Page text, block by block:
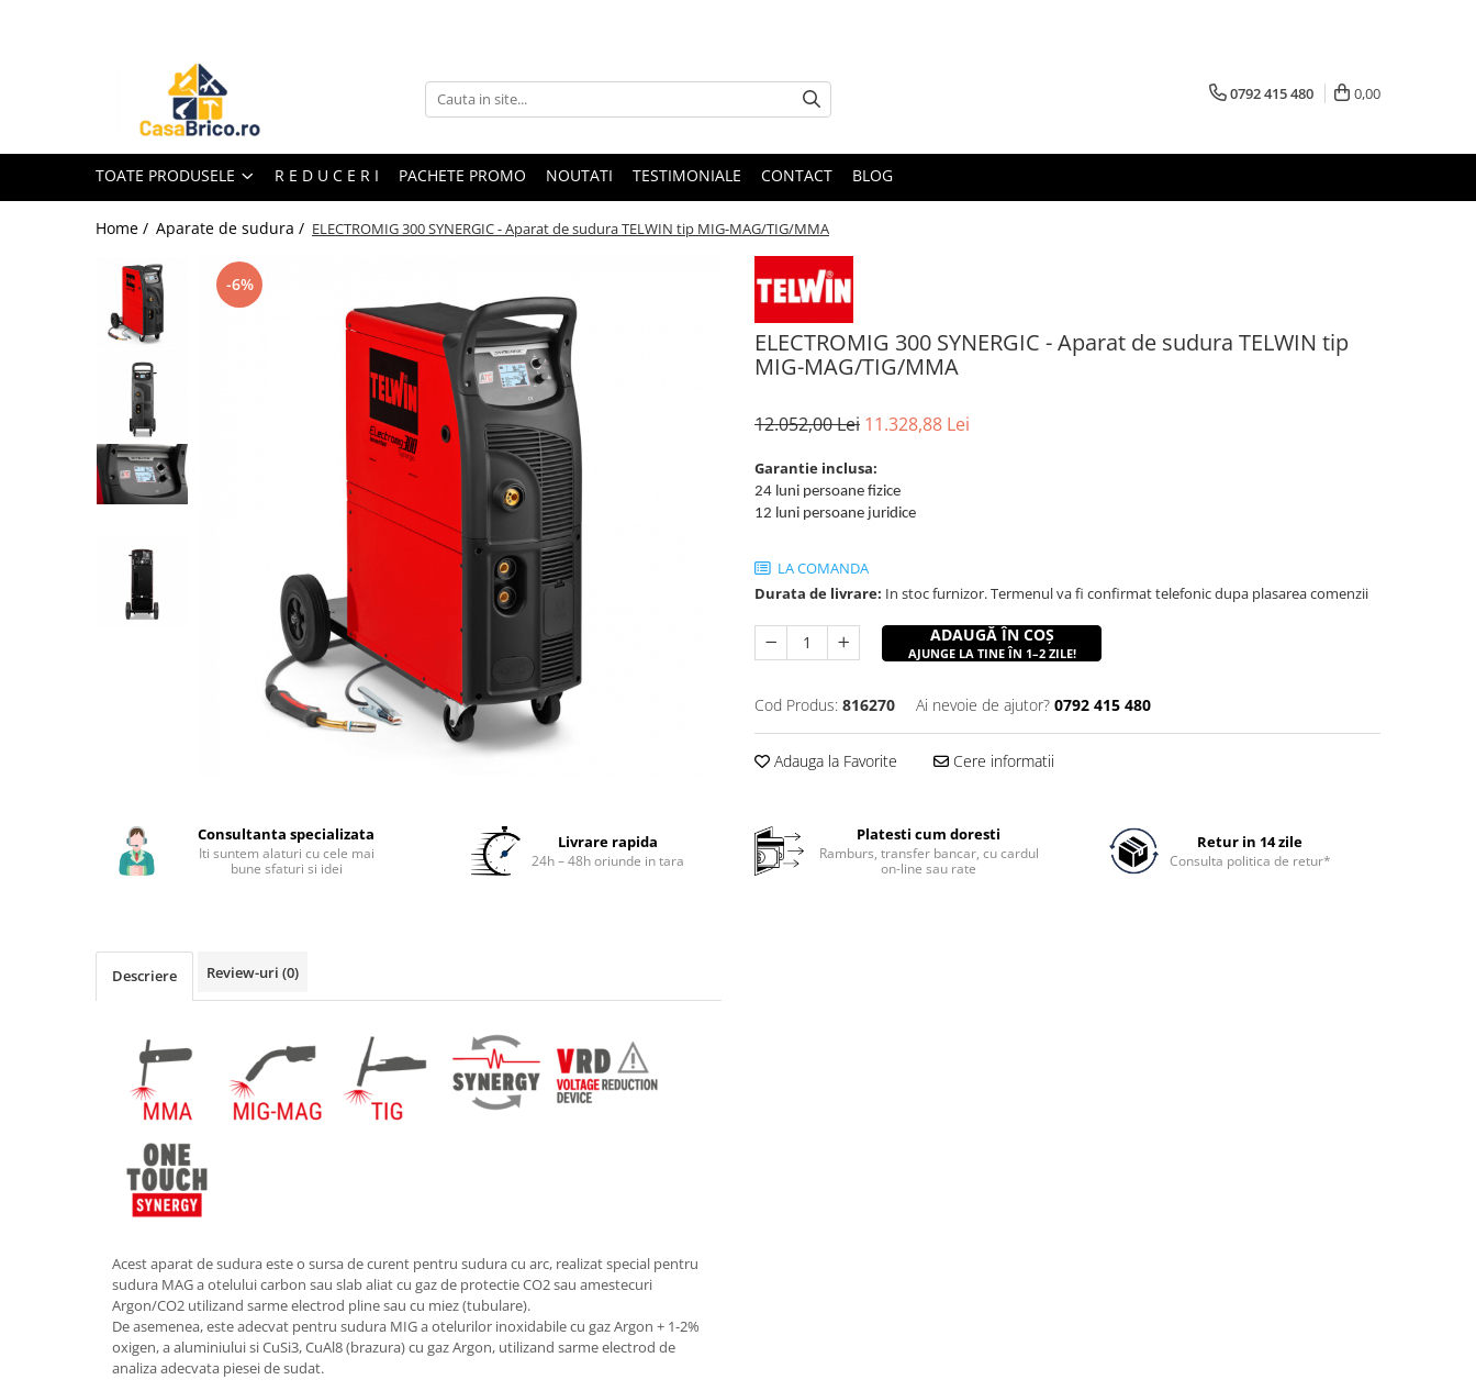
Aparate de sudura
(cu electrod)
Aparate de sudura MMA
transformator (cu electrod)
Aparate de sudura MIG-MAG (cu
Aparate de sudura TIG/WIG (cu
bagheta si argon)
Aparate de sudura in Puncte
Aparate de taiere cu Plasma
Aparate de tras tabla-tinichigerie
Aparate de sudura cu laser
Sarma sudura MIG/MAG
Electrozi sudura MMA
Accesorii MIG/MAG
Accesorii taiere cu plasma
Accesorii tras tabla-tinichigerie
Reductoare presiune gaz
Grupuri de racire cu lichid
Generatoare electrice
Generatoare Insonorizate
Generatoare Uz general
Generatoare Digitale
Generatoare pentru sudare
Automatizari generatoare
Accesorii generatoare
0792 415 480 0,00
TOATE PRODUSELE R E D U C E R I PACHETE PROMO NOUTATI TESTIMONIALE CONTACT BLOG
Home / Aparate de sudura / ELECTROMIG 300 SYNERGIC - Aparat de sudura TELWIN tip MIG-MAG/TIG/MMA
ELECTROMIG 300 SYNERGIC - Aparat de sudura TELWIN tip
MIG-MAG/TIG/MMA
-6%
12.052,00 Lei 11.328,88 Lei
Garantie inclusa:
24 luni persoane fizice
12 luni persoane juridice
LA COMANDA
Durata de livrare: In stoc furnizor. Termenul va fi confirmat telefonic dupa plasarea comenzii
ADAUGĂ ÎN COȘ
AJUNGE LA TINE ÎN 1–2 ZILE!
Cod Produs: 816270 Ai nevoie de ajutor? 0792 415 480
Adauga la Favorite Cere informatii
Consultanta specializata
Iti suntem alaturi cu cele mai
bune sfaturi si idei
Livrare rapida
24h – 48h oriunde in tara
Platesti cum doresti
Ramburs, transfer bancar, cu cardul
on-line sau rate
Retur in 14 zile
Consulta politica de retur*
Descriere Review-uri (0)
Acest aparat de sudura este o sursa de curent pentru sudura cu arc, realizat special pentru
sudura MAG a otelului carbon sau slab aliat cu gaz de protectie CO2 sau amestecuri
Argon/CO2 utilizand sarme electrod pline sau cu miez (tubulare).
De asemenea, este adecvat pentru sudura MIG a otelurilor inoxidabile cu gaz Argon + 1-2%
oxigen, a aluminiului si CuSi3, CuAl8 (brazura) cu gaz Argon, utilizand sarme electrod de
analiza adecvata piesei de sudat.